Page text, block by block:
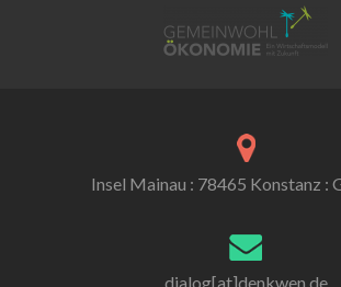
Insel Mainau : 78465 Konstanz :
dialog[at]denkwen.de